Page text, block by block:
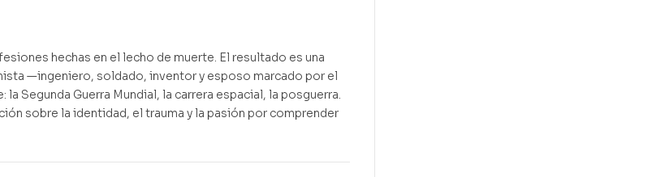
hechas en el lecho de muerte. El resultado es una
—ingeniero, soldado, inventor y esposo marcado por el
Segunda Guerra Mundial, la carrera espacial, la posguerra.
sobre la identidad, el trauma y la pasión por comprender